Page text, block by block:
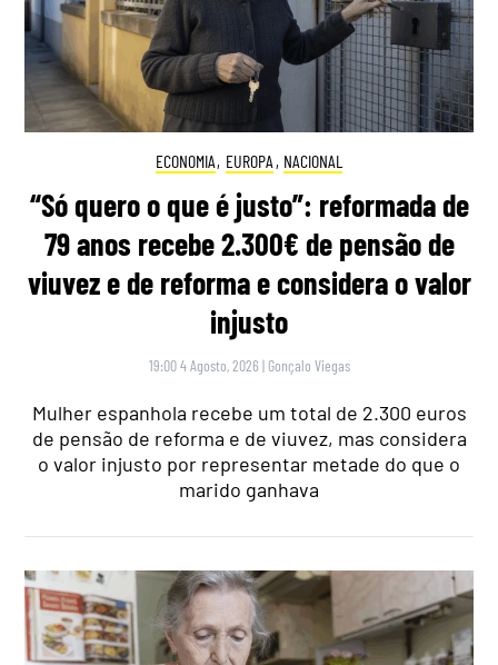
ECONOMIA, EUROPA , NACIONAL
“Só quero o que é justo”: reformada de
79 anos recebe 2.300€ de pensão de
viuvez e de reforma e considera o valor
injusto
19:00 4 Agosto, 2026 | Gonçalo Viegas
Mulher espanhola recebe um total de 2.300 euros
de pensão de reforma e de viuvez, mas considera
o valor injusto por representar metade do que o
marido ganhava